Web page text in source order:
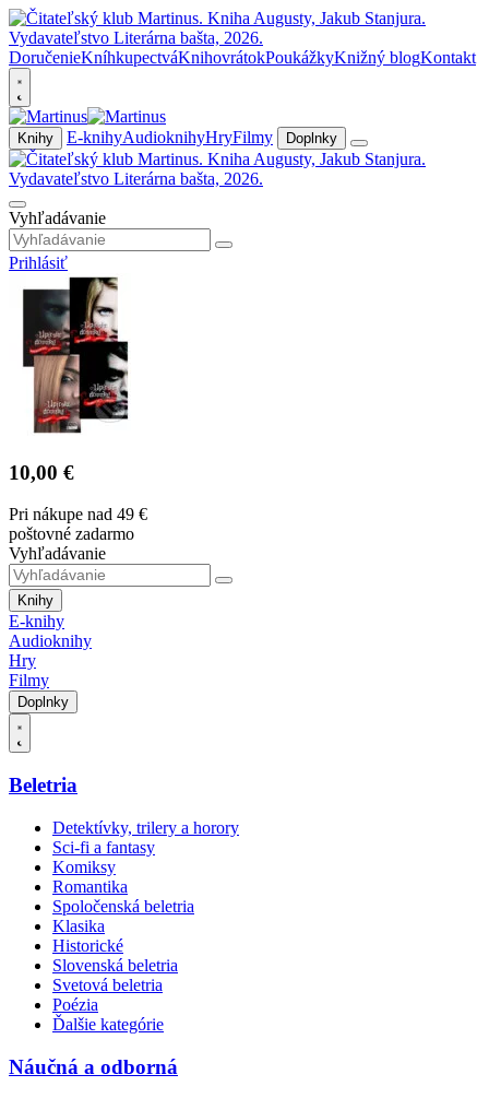
DoručenieKníhkupectváKnihovrátokPoukážkyKnižný blogKontakt
Knihy E-knihyAudioknihyHryFilmy Doplnky
Vyhľadávanie
Prihlásiť
10,00 €
Pri nákupe nad 49 €
poštovné zadarmo
Vyhľadávanie
Knihy
E-knihy
Audioknihy
Hry
Filmy
Doplnky
Beletria
Detektívky, trilery a horory
Sci-fi a fantasy
Komiksy
Romantika
Spoločenská beletria
Klasika
Historické
Slovenská beletria
Svetová beletria
Poézia
Ďalšie kategórie
Náučná a odborná